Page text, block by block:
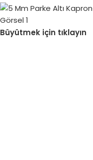
Büyütmek için tıklayın